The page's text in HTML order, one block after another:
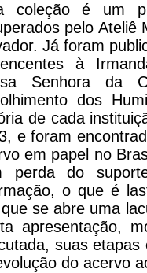
coleção é um
pelo Ateliê
Já foram
à
Senhora da
dos
de cada
e foram
em papel no
perda do
o que é
se abre uma
apresentação,
suas
do acervo